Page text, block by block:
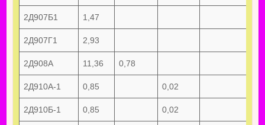
2Д907Б1 1,47
2Д907Г1 2,93
2Д908А 11,36 0,78
2Д910А-1 0,85 0,02
2Д910Б-1 0,85 0,02